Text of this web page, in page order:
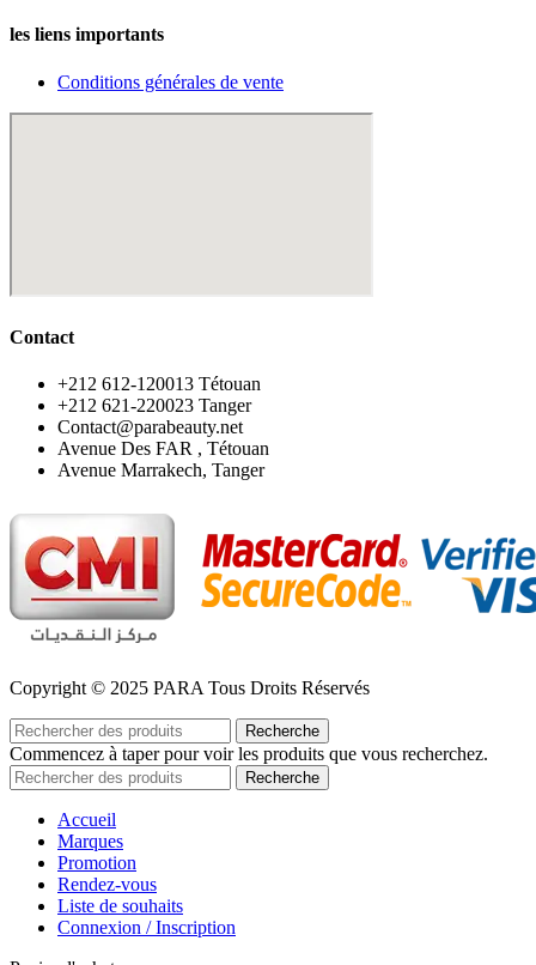
les liens importants
Conditions générales de vente
Contact
‪+212 612-120013 Tétouan
‪+212 621-220023 Tanger
Contact@parabeauty.net
Avenue Des FAR , Tétouan
Avenue Marrakech, Tanger
Copyright © 2025 PARA Tous Droits Réservés
Recherche
Commencez à taper pour voir les produits que vous recherchez.
Recherche
Accueil
Marques
Promotion
Rendez-vous
Liste de souhaits
Connexion / Inscription